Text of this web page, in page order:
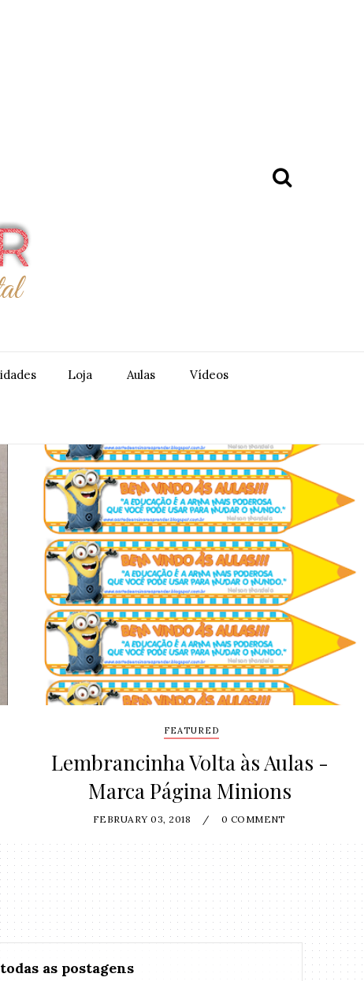
Loja Aulas Vídeos
FEATURED
Lembrancinha Volta às Aulas -
Marca Página Minions
FEBRUARY 03, 2018 / 0 COMMENT
as postagens